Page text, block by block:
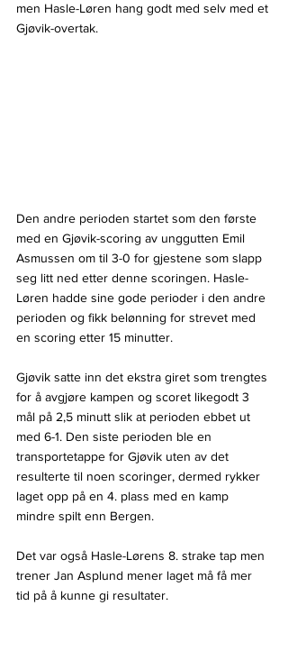
men Hasle-Løren hang godt med selv med et
Gjøvik-overtak.
Den andre perioden startet som den første
med en Gjøvik-scoring av unggutten Emil
Asmussen om til 3-0 for gjestene som slapp
seg litt ned etter denne scoringen. Hasle-
Løren hadde sine gode perioder i den andre
perioden og fikk belønning for strevet med
en scoring etter 15 minutter.
Gjøvik satte inn det ekstra giret som trengtes
for å avgjøre kampen og scoret likegodt 3
mål på 2,5 minutt slik at perioden ebbet ut
med 6-1. Den siste perioden ble en
transportetappe for Gjøvik uten av det
resulterte til noen scoringer, dermed rykker
laget opp på en 4. plass med en kamp
mindre spilt enn Bergen.
Det var også Hasle-Lørens 8. strake tap men
trener Jan Asplund mener laget må få mer
tid på å kunne gi resultater.